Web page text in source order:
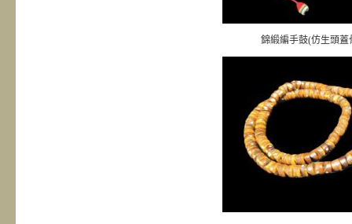
錦緞編手鼓(仿生頭蓋